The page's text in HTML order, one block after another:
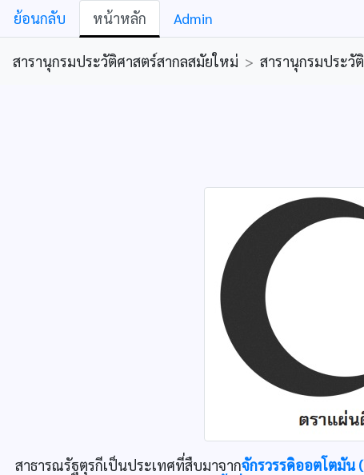
ย้อนกลับ หน้าหลัก Admin
สารานุกรมประวัติศาสตร์สากลสมัยใหม่ > สารานุกรมประวั
สาธารณรัฐตุรกีเป็นประเทศที่สืบมาจากจักรวรรดิออตโตมัน